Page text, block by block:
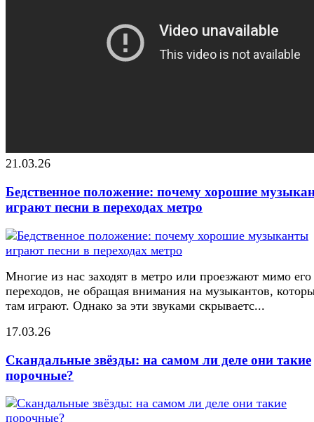
21.03.26
Бедственное положение: почему хорошие
играют песни в переходах метро
Многие из нас заходят в метро или проезжают мимо его
переходов, не обращая внимания на музыкантов,
там играют. Однако за эти звуками скрываетс...
17.03.26
Скандальные звёзды: на самом ли деле они такие
порочные?